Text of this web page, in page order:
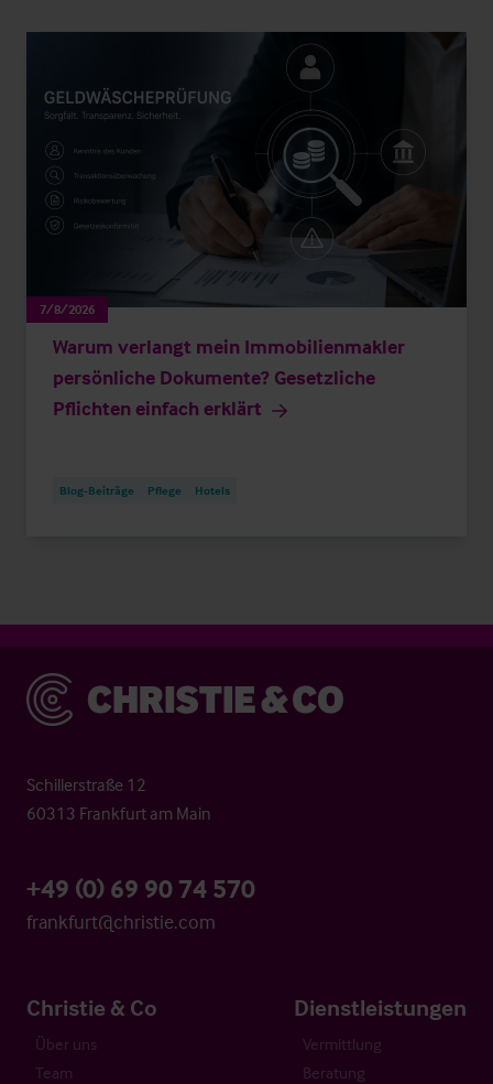
7/8/2026
Warum verlangt mein Immobilienmakler
persönliche Dokumente? Gesetzliche
Pflichten einfach erklärt
Blog-Beiträge Pflege Hotels
Christie & Co
Schillerstraße 12
60313 Frankfurt am Main
+49 (0) 69 90 74 570
frankfurt@christie.com
Christie & Co
Über uns
Team
Dienstleistungen
Vermittlung
Beratung